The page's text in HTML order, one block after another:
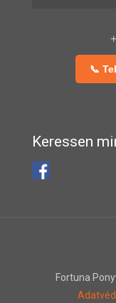
📞
Keressen
Fortuna